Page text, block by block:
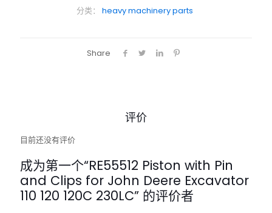
分类： heavy machinery parts
Share
评价
目前还没有评价
成为第一个“RE55512 Piston with Pin
and Clips for John Deere Excavator
110 120 120C 230LC” 的评价者